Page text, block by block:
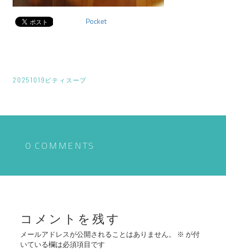
Pocket
投
ナ
シ
20251019ピティスープ
0 COMMENTS
コメントを残す
メールアドレスが公開されることはありません。 ※ が付
いている欄は必須項目です